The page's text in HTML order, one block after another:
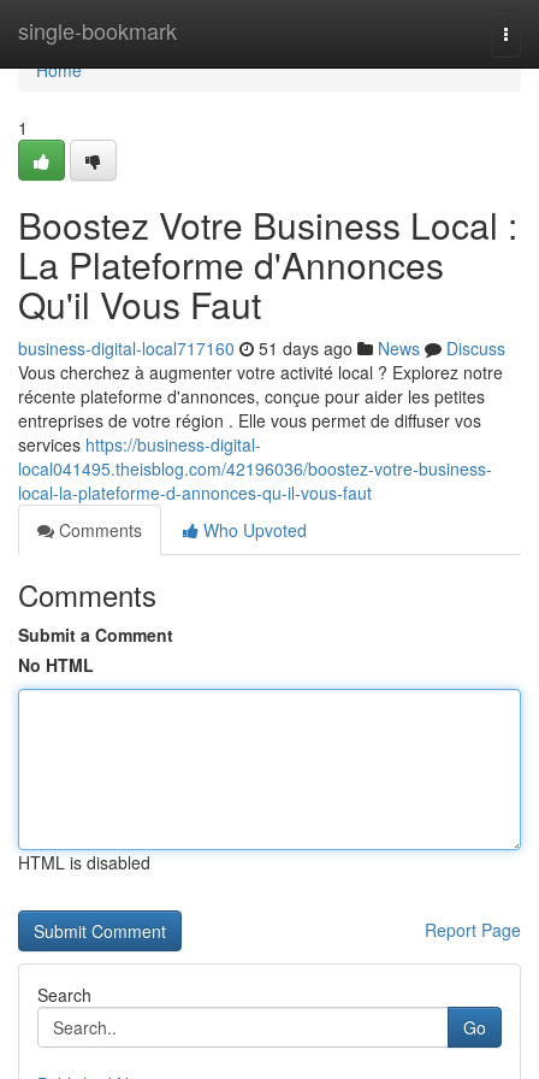
single-bookmark
Home
Home
1
Boostez Votre Business Local :
La Plateforme d'Annonces
Qu'il Vous Faut
business-digital-local717160 51 days ago News
Discuss
Vous cherchez à augmenter votre activité local ? Explorez notre
récente plateforme d'annonces, conçue pour aider les petites
entreprises de votre région . Elle vous permet de diffuser vos
services https://business-digital-
local041495.theisblog.com/42196036/boostez-votre-business-
local-la-plateforme-d-annonces-qu-il-vous-faut
Comments
Who Upvoted
Comments
Submit a Comment
No HTML
HTML is disabled
Report Page
Search
Go